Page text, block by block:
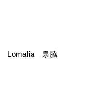
Lomalia 泉脇